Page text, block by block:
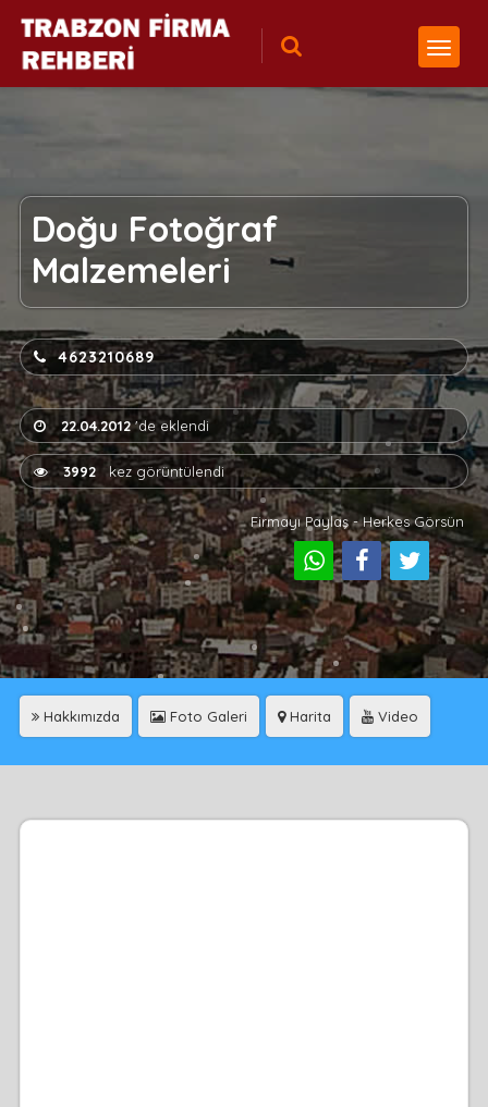
Doğu Fotoğraf
Malzemeleri
4623210689
22.04.2012'de eklendi
3992kez görüntülendi
Firmayı Paylaş - Herkes Görsün
Hakkımızda Foto Galeri Harita Video